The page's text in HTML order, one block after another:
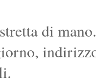
di mano.